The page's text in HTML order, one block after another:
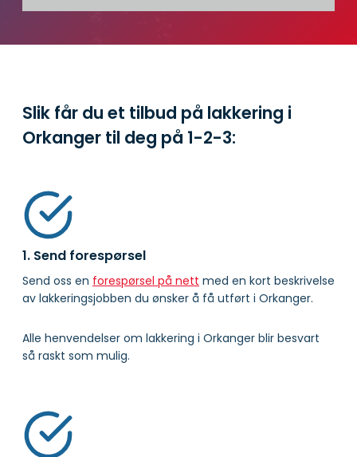
Slik får du et tilbud på lakkering i
Orkanger til deg på 1-2-3:
1. Send forespørsel
Send oss en forespørsel på nett med en kort beskrivelse
av lakkeringsjobben du ønsker å få utført i Orkanger.
Alle henvendelser om lakkering i Orkanger blir besvart
så raskt som mulig.